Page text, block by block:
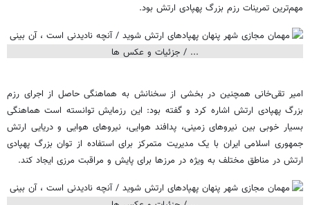
مهم‌ترین تمرینات رزم بزرگ پهپادی ارتش بود.
امیر تقی‌خانی همچنین در بخشی از سخنانش به هماهنگی حاصل از اجرای رزم
بزرگ پهپادی ارتش اشاره کرد و گفته بود: این رزمایش توانسته است هماهنگی
بسیار خوبی بین نیروهای زمینی، پدافند هوایی، نیروهای هوایی و دریایی ارتش
جمهوری اسلامی ایران با یک مدیریت متمرکز برای استفاده از توان بزرگ پهپادی
ارتش در مناطق مختلف به ویژه در مرزها برای پایش و مراقبت مرزی ایجاد کند.